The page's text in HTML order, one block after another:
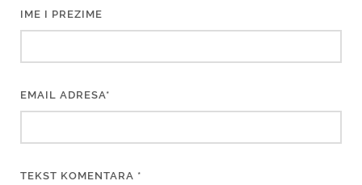
IME I PREZIME
EMAIL ADRESA*
TEKST KOMENTARA *